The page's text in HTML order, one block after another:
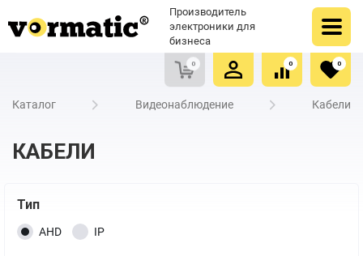
Производитель
электроники для
бизнеса
0
Очистить список сравнения
0
Очистить избранное
0
Каталог Видеонаблюдение Кабели
КАБЕЛИ
Тип
AHD IP